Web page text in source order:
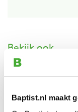
Baptist.nl maakt
Bekijk ook